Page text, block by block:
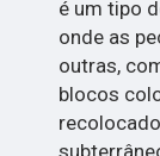
é um tipo
onde as
outras,
blocos